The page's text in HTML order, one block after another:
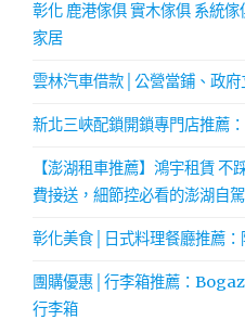
彰化 鹿港傢俱 實木傢俱 系統
家居
雲林汽車借款│公營當鋪、政
新北三峽配鎖開鎖專門店推薦
【澎湖租車推薦】鴻宇租賃
費接送，細節控必看的澎湖自
彰化美食│日式料理餐廳推薦
團購優惠│行李箱推薦：
行李箱